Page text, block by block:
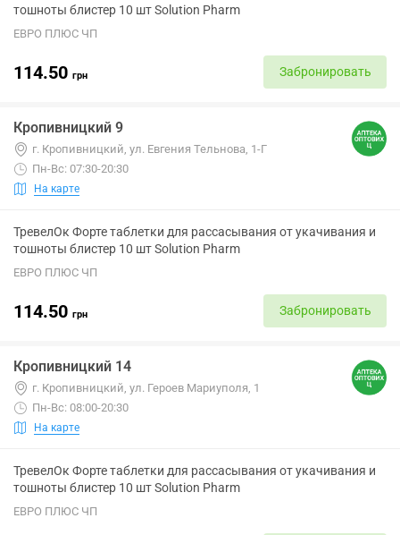
тошноты блистер 10 шт Solution Pharm
ЕВРО ПЛЮС ЧП
114.50 грн Забронировать
Кропивницкий 9
г. Кропивницкий, ул. Евгения Тельнова, 1-Г
Пн-Вс: 07:30-20:30
На карте
ТревелОк Форте таблетки для рассасывания от укачивания и
тошноты блистер 10 шт Solution Pharm
ЕВРО ПЛЮС ЧП
114.50 грн Забронировать
Кропивницкий 14
г. Кропивницкий, ул. Героев Мариуполя, 1
Пн-Вс: 08:00-20:30
На карте
ТревелОк Форте таблетки для рассасывания от укачивания и
тошноты блистер 10 шт Solution Pharm
ЕВРО ПЛЮС ЧП